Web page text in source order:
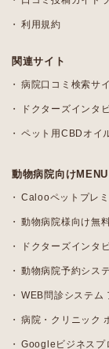
利用規約
関連サイト
病院口コミ検索サ
ドクターズインタ
ペット用CBDオイ
動物病院向けMENU
Calooペットプレ
動物病院様向け無
ドクターズインタ
動物病院予約シス
WEB問診システム
病院・クリニック
Googleビジネスプ